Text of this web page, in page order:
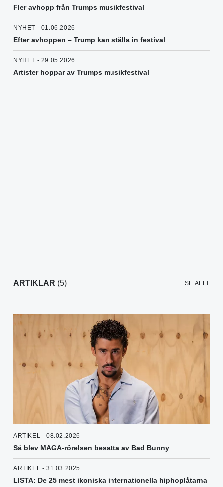
Fler avhopp från Trumps musikfestival
NYHET - 01.06.2026
Efter avhoppen – Trump kan ställa in festival
NYHET - 29.05.2026
Artister hoppar av Trumps musikfestival
ARTIKLAR (5) SE ALLT
ARTIKEL - 08.02.2026
Så blev MAGA-rörelsen besatta av Bad Bunny
ARTIKEL - 31.03.2025
LISTA: De 25 mest ikoniska internationella hiphoplåtarna